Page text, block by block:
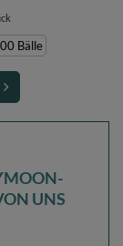
Braun:
Perle, 90 x 30 cm
Bälle
UNS